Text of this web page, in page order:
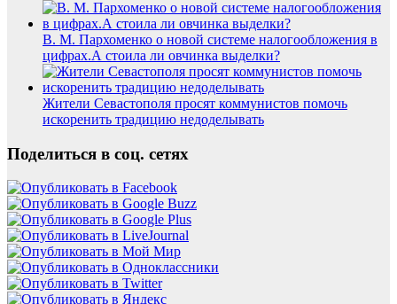
В. М. Пархоменко о новой системе налогообложения в
цифрах.А стоила ли овчинка выделки?
Жители Севастополя просят коммунистов помочь
искоренить традицию недоделывать
Поделиться в соц. сетях